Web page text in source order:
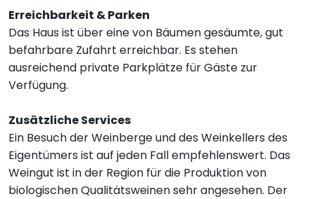
Erreichbarkeit & Parken
Das Haus ist über eine von Bäumen gesäumte, gut
befahrbare Zufahrt erreichbar. Es stehen
ausreichend private Parkplätze für Gäste zur
Verfügung.
Zusätzliche Services
Ein Besuch der Weinberge und des Weinkellers des
Eigentümers ist auf jeden Fall empfehlenswert. Das
Weingut ist in der Region für die Produktion von
biologischen Qualitätsweinen sehr angesehen. Der